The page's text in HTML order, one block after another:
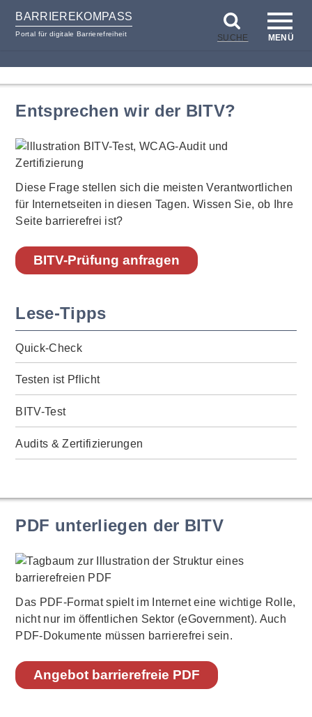
BARRIEREKOMPASS
Portal für digitale Barrierefreiheit SUCHE MENÜ
Entsprechen wir der BITV?
Diese Frage stellen sich die meisten Verantwortlichen
für Internetseiten in diesen Tagen. Wissen Sie, ob Ihre
Seite barrierefrei ist?
BITV-Prüfung anfragen
Lese-Tipps
Quick-Check
Testen ist Pflicht
BITV-Test
Audits & Zertifizierungen
PDF unterliegen der BITV
Das PDF-Format spielt im Internet eine wichtige Rolle,
nicht nur im öffentlichen Sektor (eGovernment). Auch
PDF-Dokumente müssen barrierefrei sein.
Angebot barrierefreie PDF